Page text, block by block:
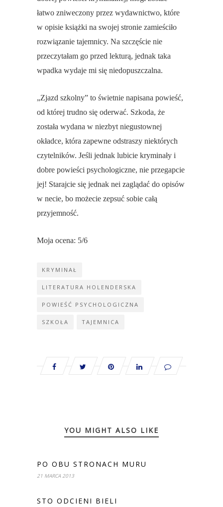
łatwo zniweczony przez wydawnictwo, które
w opisie książki na swojej stronie zamieściło
rozwiązanie tajemnicy. Na szczęście nie
przeczytałam go przed lekturą, jednak taka
wpadka wydaje mi się niedopuszczalna.
„Zjazd szkolny” to świetnie napisana powieść,
od której trudno się oderwać. Szkoda, że
została wydana w niezbyt niegustownej
okładce, która zapewne odstraszy niektórych
czytelników. Jeśli jednak lubicie kryminały i
dobre powieści psychologiczne, nie przegapcie
jej! Starajcie się jednak nei zaglądać do opisów
w necie, bo możecie zepsuć sobie całą
przyjemność.
Moja ocena: 5/6
KRYMINAŁ
LITERATURA HOLENDERSKA
POWIEŚĆ PSYCHOLOGICZNA
SZKOŁA TAJEMNICA
YOU MIGHT ALSO LIKE
PO OBU STRONACH MURU
21 MARCA 2013
STO ODCIENI BIELI